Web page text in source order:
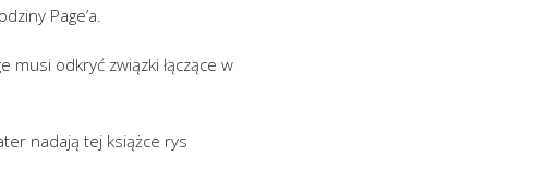
Page’a.
musi odkryć związki łączące w
nadają tej książce rys